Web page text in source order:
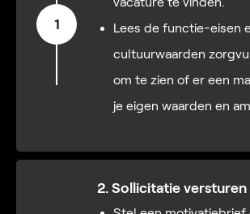
1
Lees de functie-eisen
cultuurwaarden
om te zien of er een
je eigen waarden en
2. Sollicitatie versturen